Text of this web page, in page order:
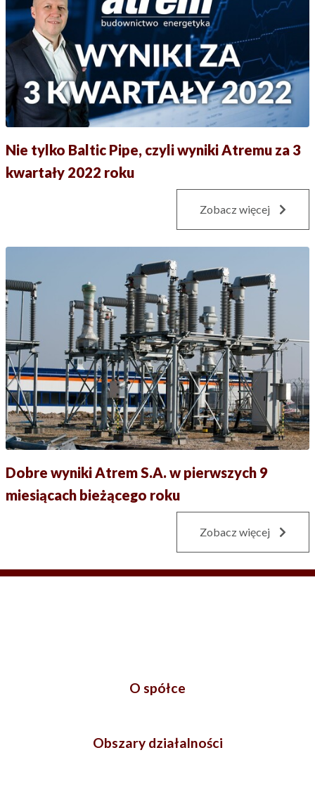
Nie tylko Baltic Pipe, czyli wyniki Atremu za 3
kwartały 2022 roku
Zobacz więcej
Dobre wyniki Atrem S.A. w pierwszych 9
miesiącach bieżącego roku
Zobacz więcej
O spółce
Obszary działalności